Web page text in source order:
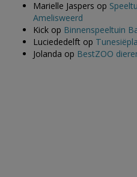
Marielle Jaspers op
Amelisweerd
Kick op Binnenspeeltuin
Luciededelft op
Jolanda op BestZOO